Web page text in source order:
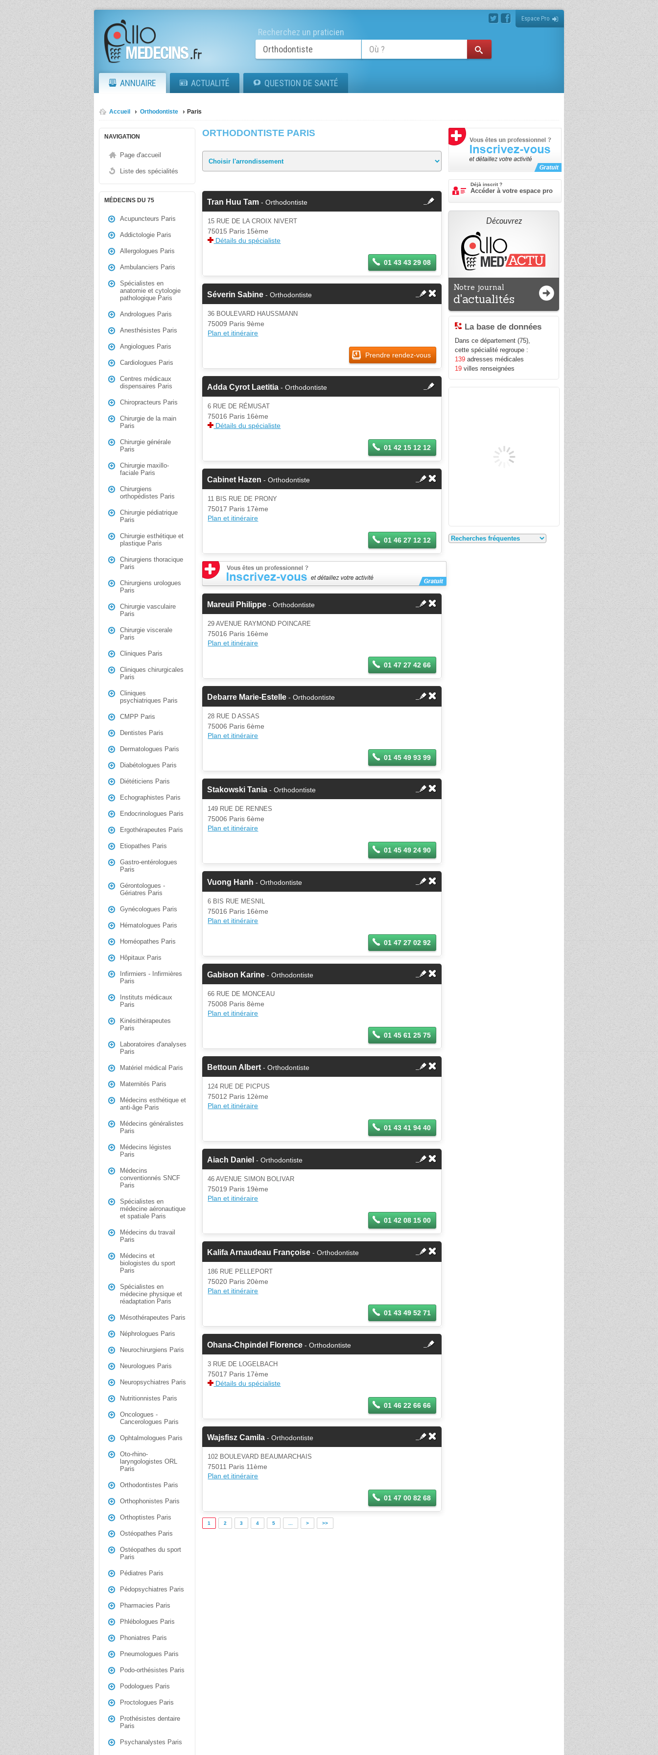
Espace Pro
Recherchez un praticien
ANNUAIRE ACTUALITÉ QUESTION DE SANTÉ
Accueil Orthodontiste Paris
NAVIGATION
Page d'accueil
Liste des spécialités
MÉDECINS DU 75
Acupuncteurs Paris
Addictologie Paris
Allergologues Paris
Ambulanciers Paris
Spécialistes en
anatomie et cytologie
pathologique Paris
Andrologues Paris
Anesthésistes Paris
Angiologues Paris
Cardiologues Paris
Centres médicaux
dispensaires Paris
Chiropracteurs Paris
Chirurgie de la main
Paris
Chirurgie générale
Paris
Chirurgie maxillo-
faciale Paris
Chirurgiens
orthopédistes Paris
Chirurgie pédiatrique
Paris
Chirurgie esthétique et
plastique Paris
Chirurgiens thoracique
Paris
Chirurgiens urologues
Paris
Chirurgie vasculaire
Paris
Chirurgie viscerale
Paris
Cliniques Paris
Cliniques chirurgicales
Paris
Cliniques
psychiatriques Paris
CMPP Paris
Dentistes Paris
Dermatologues Paris
Diabétologues Paris
Diététiciens Paris
Echographistes Paris
Endocrinologues Paris
Ergothérapeutes Paris
Etiopathes Paris
Gastro-entérologues
Paris
Gérontologues -
Gériatres Paris
Gynécologues Paris
Hématologues Paris
Homéopathes Paris
Hôpitaux Paris
Infirmiers - Infirmières
Paris
Instituts médicaux
Paris
Kinésithérapeutes
Paris
Laboratoires d'analyses
Paris
Matériel médical Paris
Maternités Paris
Médecins esthétique et
anti-âge Paris
Médecins généralistes
Paris
Médecins légistes
Paris
Médecins
conventionnés SNCF
Paris
Spécialistes en
médecine aéronautique
et spatiale Paris
Médecins du travail
Paris
Médecins et
biologistes du sport
Paris
Spécialistes en
médecine physique et
réadaptation Paris
Mésothérapeutes Paris
Néphrologues Paris
Neurochirurgiens Paris
Neurologues Paris
Neuropsychiatres Paris
Nutritionnistes Paris
Oncologues -
Cancerologues Paris
Ophtalmologues Paris
Oto-rhino-
laryngologistes ORL
Paris
Orthodontistes Paris
Orthophonistes Paris
Orthoptistes Paris
Ostéopathes Paris
Ostéopathes du sport
Paris
Pédiatres Paris
Pédopsychiatres Paris
Pharmacies Paris
Phlébologues Paris
Phoniatres Paris
Pneumologues Paris
Podo-orthésistes Paris
Podologues Paris
Proctologues Paris
Prothésistes dentaire
Paris
Psychanalystes Paris
ORTHODONTISTE PARIS
Tran Huu Tam - Orthodontiste fermer
Cette fiche est la propriété
d'un membre.
Si vous êtes ce membre, mettez à
jour ces informations sur votre
15 RUE DE LA CROIX NIVERT
75015 Paris 15ème
Détails du spécialiste
01 43 43 29 08
Séverin Sabine - Orthodontiste
36 BOULEVARD HAUSSMANN
75009 Paris 9ème
Plan et itinéraire
Prendre rendez-vous
Adda Cyrot Laetitia - Orthodontiste fermer
Cette fiche est la propriété
d'un membre.
Si vous êtes ce membre, mettez à
jour ces informations sur votre
6 RUE DE RÉMUSAT
75016 Paris 16ème
Détails du spécialiste
01 42 15 12 12
Cabinet Hazen - Orthodontiste
11 BIS RUE DE PRONY
75017 Paris 17ème
Plan et itinéraire
01 46 27 12 12
Mareuil Philippe - Orthodontiste
29 AVENUE RAYMOND POINCARE
75016 Paris 16ème
Plan et itinéraire
01 47 27 42 66
Debarre Marie-Estelle - Orthodontiste
28 RUE D ASSAS
75006 Paris 6ème
Plan et itinéraire
01 45 49 93 99
Stakowski Tania - Orthodontiste
149 RUE DE RENNES
75006 Paris 6ème
Plan et itinéraire
01 45 49 24 90
Vuong Hanh - Orthodontiste
6 BIS RUE MESNIL
75016 Paris 16ème
Plan et itinéraire
01 47 27 02 92
Gabison Karine - Orthodontiste
66 RUE DE MONCEAU
75008 Paris 8ème
Plan et itinéraire
01 45 61 25 75
Bettoun Albert - Orthodontiste
124 RUE DE PICPUS
75012 Paris 12ème
Plan et itinéraire
01 43 41 94 40
Aiach Daniel - Orthodontiste
46 AVENUE SIMON BOLIVAR
75019 Paris 19ème
Plan et itinéraire
01 42 08 15 00
Kalifa Arnaudeau Françoise - Orthodontiste
186 RUE PELLEPORT
75020 Paris 20ème
Plan et itinéraire
01 43 49 52 71
Ohana-Chpindel Florence - Orthodontiste fermer
Cette fiche est la propriété
d'un membre.
Si vous êtes ce membre, mettez à
jour ces informations sur votre
3 RUE DE LOGELBACH
75017 Paris 17ème
Détails du spécialiste
01 46 22 66 66
Wajsfisz Camila - Orthodontiste
102 BOULEVARD BEAUMARCHAIS
75011 Paris 11ème
Plan et itinéraire
01 47 00 82 68
1 2 3 4 5 > >>
Déjà inscrit ?
Accéder à votre espace pro
Découvrez
Notre journal
d'actualités
La base de données
Dans ce département (75),
cette spécialité regroupe :
139 adresses médicales
19 villes renseignées